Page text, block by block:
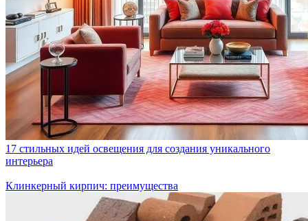
17 стильных идей освещения для создания уникального
интерьера
Клинкерный кирпич: преимущества